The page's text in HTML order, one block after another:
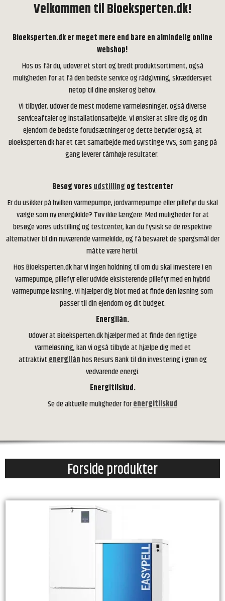
Velkommen til Bioeksperten.dk!
Bioeksperten.dk er meget mere end bare en almindelig online
webshop!
Hos os får du, udover et stort og bredt produktsortiment, også
muligheden for at få den bedste service og rådgivning, skræddersyet
netop til dine ønsker og behov.
Vi tilbyder, udover de mest moderne varmeløsninger, også diverse
serviceaftaler og installationsarbejde. Vi ønsker at sikre dig og din
ejendom de bedste forudsætninger og dette betyder også, at
Bioeksperten.dk har et tæt samarbejde med Gyrstinge VVS, som gang på
gang leverer tårnhøje resultater.
Besøg voresudstillingog testcenter
Er du usikker på hvilken varmepumpe, jordvarmepumpe eller pillefyr du skal
vælge som ny energikilde? Tøv ikke længere. Med muligheder for at
besøge vores udstilling og testcenter, kan du fysisk se de respektive
alternativer til din nuværende varmekilde, og få besvaret de spørgsmål der
måtte være hertil.
Hos Bioeksperten.dk har vi ingen holdning til om du skal investere i en
varmepumpe, pillefyr eller udvide eksisterende pillefyr med en hybrid
varmepumpe løsning. Vi hjælper dig blot med at finde den løsning som
passer til din ejendom og dit budget.
Energilån.
Udover at Bioeksperten.dk hjælper med at finde den rigtige
varmeløsning, kan vi også tilbyde at hjælpe dig med et
attraktivtenergilånhos Resurs Bank til din investering i grøn og
vedvarende energi.
Energitilskud.
Se de aktuelle muligheder forenergitilskud
Forside produkter